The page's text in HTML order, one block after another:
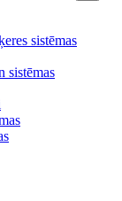
sistēmas
sistēmas